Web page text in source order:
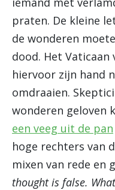
praten. De kleine
de wonderen
dood. Het
hiervoor zijn hand
omdraaien.
wonderen geloven
een veeg uit de pan
hoge rechters van
mixen van rede en
thought is false.